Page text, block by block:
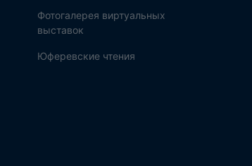
Фотогалерея виртуальных
выставок
Юферевские чтения